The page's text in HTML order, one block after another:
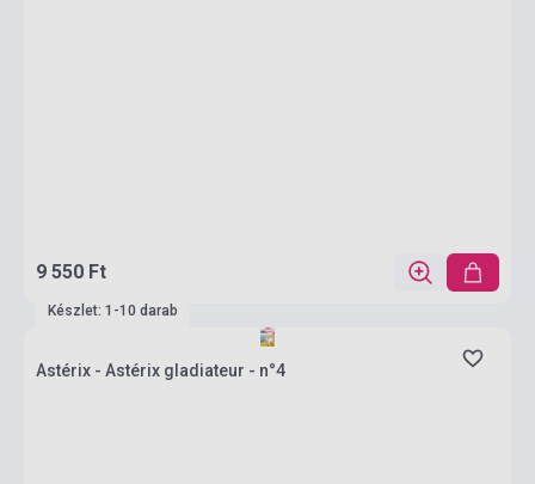
9 550 Ft
Készlet: 1-10 darab
Astérix - Astérix gladiateur - n°4